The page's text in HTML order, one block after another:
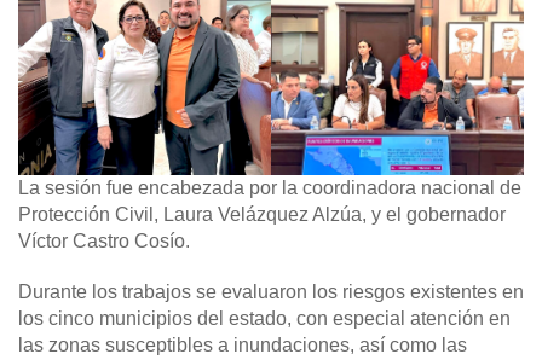
La sesión fue encabezada por la coordinadora nacional de
Protección Civil, Laura Velázquez Alzúa, y el gobernador
Víctor Castro Cosío.
Durante los trabajos se evaluaron los riesgos existentes en
los cinco municipios del estado, con especial atención en
las zonas susceptibles a inundaciones, así como las